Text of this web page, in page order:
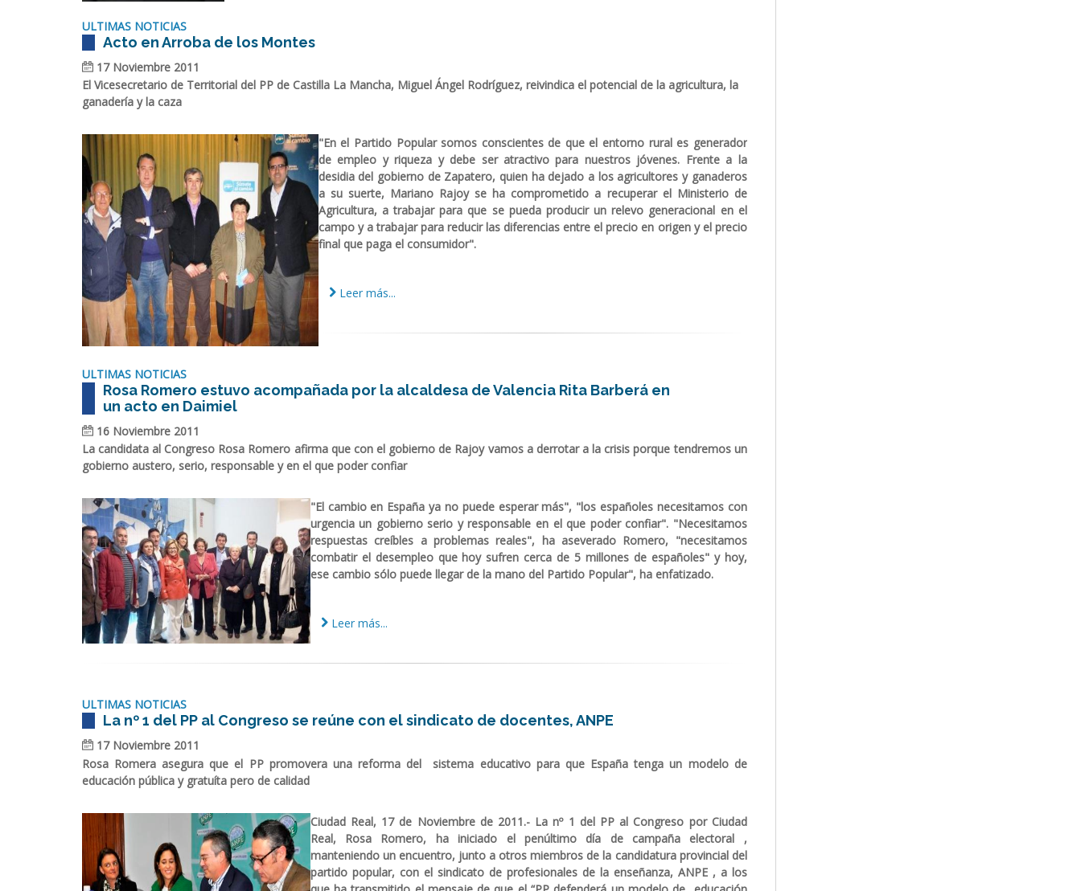
ULTIMAS NOTICIAS
Acto en Arroba de los Montes
17 Noviembre 2011
El Vicesecretario de Territorial del PP de Castilla La Mancha, Miguel Ángel Rodríguez, reivindica el potencial de la agricultura, la
ganadería y la caza
"En el Partido Popular somos conscientes de que el entorno rural es generador
de empleo y riqueza y debe ser atractivo para nuestros jóvenes. Frente a la
desidia del gobierno de Zapatero, quien ha dejado a los agricultores y ganaderos
a su suerte, Mariano Rajoy se ha comprometido a recuperar el Ministerio de
Agricultura, a trabajar para que se pueda producir un relevo generacional en el
campo y a trabajar para reducir las diferencias entre el precio en origen y el precio
final que paga el consumidor".
Leer más...
ULTIMAS NOTICIAS
Rosa Romero estuvo acompañada por la alcaldesa de Valencia Rita Barberá en
un acto en Daimiel
16 Noviembre 2011
La candidata al Congreso Rosa Romero afirma que con el gobierno de Rajoy vamos a derrotar a la crisis porque tendremos un
gobierno austero, serio, responsable y en el que poder confiar
"El cambio en España ya no puede esperar más", "los españoles necesitamos con
urgencia un gobierno serio y responsable en el que poder confiar". "Necesitamos
respuestas creíbles a problemas reales", ha aseverado Romero, "necesitamos
combatir el desempleo que hoy sufren cerca de 5 millones de españoles" y hoy,
ese cambio sólo puede llegar de la mano del Partido Popular", ha enfatizado.
Leer más...
ULTIMAS NOTICIAS
La nº 1 del PP al Congreso se reúne con el sindicato de docentes, ANPE
17 Noviembre 2011
Rosa Romera asegura que el PP promovera una reforma del sistema educativo para que España tenga un modelo de
educación pública y gratuíta pero de calidad
Ciudad Real, 17 de Noviembre de 2011.- La nº 1 del PP al Congreso por Ciudad
Real, Rosa Romero, ha iniciado el penúltimo día de campaña electoral ,
manteniendo un encuentro, junto a otros miembros de la candidatura provincial del
partido popular, con el sindicato de profesionales de la enseñanza, ANPE , a los